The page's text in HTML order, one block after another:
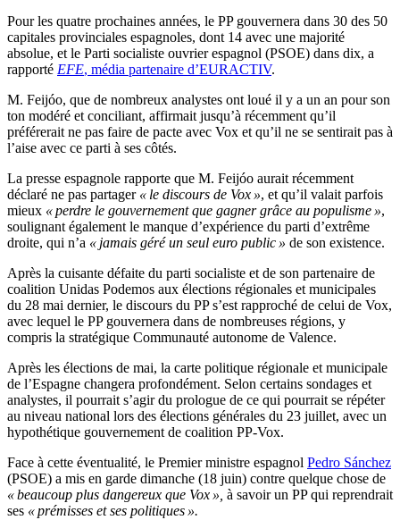
Pour les quatre prochaines années, le PP gouvernera dans 30 des 50
capitales provinciales espagnoles, dont 14 avec une majorité
absolue, et le Parti socialiste ouvrier espagnol (PSOE) dans dix, a
rapporté EFE, média partenaire d’EURACTIV.
M. Feijóo, que de nombreux analystes ont loué il y a un an pour son
ton modéré et conciliant, affirmait jusqu’à récemment qu’il
préférerait ne pas faire de pacte avec Vox et qu’il ne se sentirait pas à
l’aise avec ce parti à ses côtés.
La presse espagnole rapporte que M. Feijóo aurait récemment
déclaré ne pas partager « le discours de Vox », et qu’il valait parfois
mieux « perdre le gouvernement que gagner grâce au populisme »,
soulignant également le manque d’expérience du parti d’extrême
droite, qui n’a « jamais géré un seul euro public » de son existence.
Après la cuisante défaite du parti socialiste et de son partenaire de
coalition Unidas Podemos aux élections régionales et municipales
du 28 mai dernier, le discours du PP s’est rapproché de celui de Vox,
avec lequel le PP gouvernera dans de nombreuses régions, y
compris la stratégique Communauté autonome de Valence.
Après les élections de mai, la carte politique régionale et municipale
de l’Espagne changera profondément. Selon certains sondages et
analystes, il pourrait s’agir du prologue de ce qui pourrait se répéter
au niveau national lors des élections générales du 23 juillet, avec un
hypothétique gouvernement de coalition PP-Vox.
Face à cette éventualité, le Premier ministre espagnol Pedro Sánchez
(PSOE) a mis en garde dimanche (18 juin) contre quelque chose de
« beaucoup plus dangereux que Vox », à savoir un PP qui reprendrait
ses « prémisses et ses politiques ».